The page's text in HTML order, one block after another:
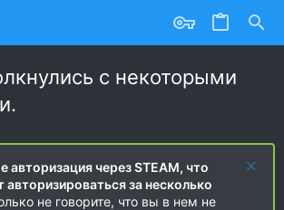
с некоторыми
авторизация через STEAM, что
авторизироваться за несколько
не говорите, что вы в нем не